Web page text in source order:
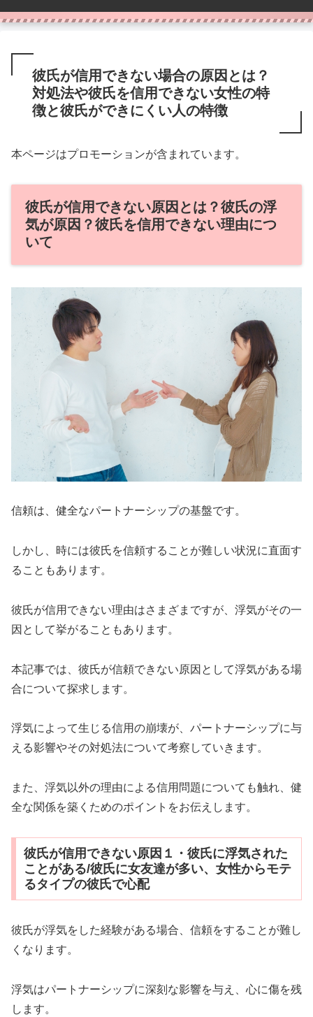
彼氏が信用できない場合の原因とは？
対処法や彼氏を信用できない女性の特
徴と彼氏ができにくい人の特徴
本ページはプロモーションが含まれています。
彼氏が信用できない原因とは？彼氏の浮
気が原因？彼氏を信用できない理由につ
いて
信頼は、健全なパートナーシップの基盤です。
しかし、時には彼氏を信頼することが難しい状況に直面す
ることもあります。
彼氏が信用できない理由はさまざまですが、浮気がその一
因として挙がることもあります。
本記事では、彼氏が信頼できない原因として浮気がある場
合について探求します。
浮気によって生じる信用の崩壊が、パートナーシップに与
える影響やその対処法について考察していきます。
また、浮気以外の理由による信用問題についても触れ、健
全な関係を築くためのポイントをお伝えします。
彼氏が信用できない原因１・彼氏に浮気された
ことがある/彼氏に女友達が多い、女性からモテ
るタイプの彼氏で心配
彼氏が浮気をした経験がある場合、信頼をすることが難し
くなります。
浮気はパートナーシップに深刻な影響を与え、心に傷を残
します。